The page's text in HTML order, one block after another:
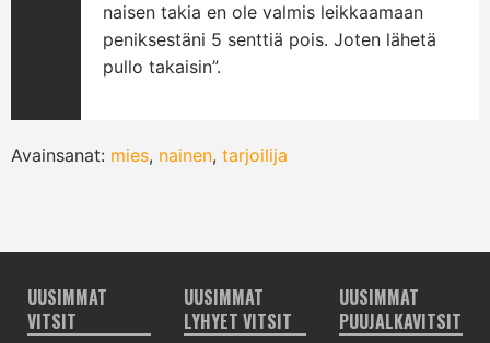
naisen takia en ole valmis leikkaamaan
peniksestäni 5 senttiä pois. Joten lähetä
pullo takaisin”.
Avainsanat: mies, nainen, tarjoilija
UUSIMMAT
VITSIT
UUSIMMAT
LYHYET VITSIT
UUSIMMAT
PUUJALKAVITSIT